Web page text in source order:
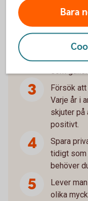
pension.
Försök att
Varje år i
skjuter på
positivt.
Spara
tidigt som
behöver
Lever
olika
Bara